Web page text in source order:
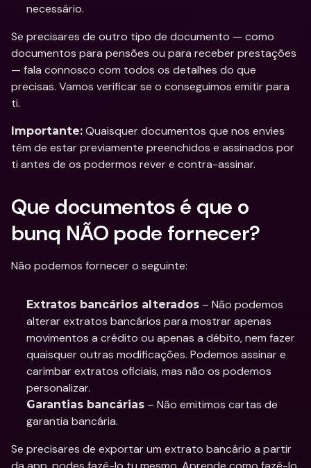
necessário.
Se precisares de outro tipo de documento — como
documentos para pensões ou para receber prestações
— fala connosco com todos os detalhes do que
precisas. Vamos verificar se o conseguimos emitir para
ti.
Importante: Quaisquer documentos que nos envies
têm de estar previamente preenchidos e assinados por
ti antes de os podermos rever e contra-assinar.
Que documentos é que o
bunq NÃO pode fornecer?
Não podemos fornecer o seguinte:
Extratos bancários alterados – Não podemos
alterar extratos bancários para mostrar apenas
movimentos a crédito ou apenas a débito, nem fazer
quaisquer outras modificações. Podemos assinar e
carimbar extratos oficiais, mas não os podemos
personalizar.
Garantias bancárias – Não emitimos cartas de
garantia bancária.
Se precisares de exportar um extrato bancário a partir